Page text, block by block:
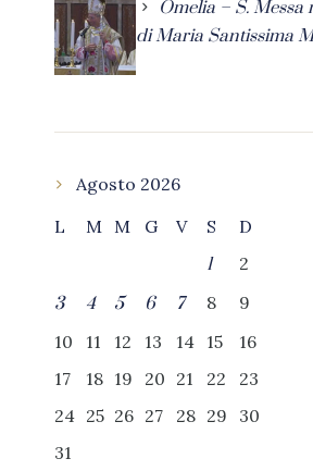
Omelia – S. Messa
di Maria Santissima
Agosto 2026
L
M M G V S
D
1
2
3
4 5 6 7 8
9
10
11 12 13 14 15
16
17
18 19 20 21 22
23
24 25 26 27 28 29
30
31